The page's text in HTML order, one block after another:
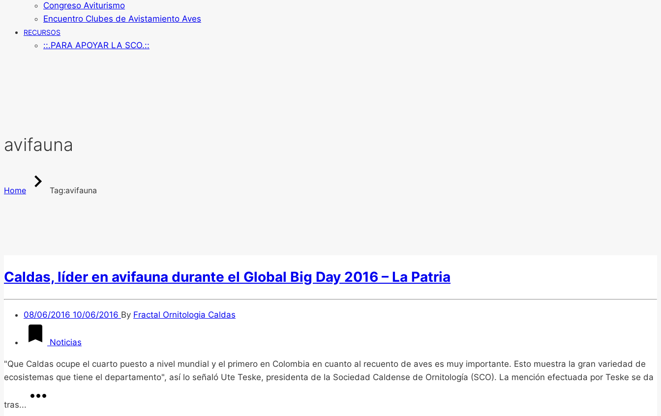
Congreso Aviturismo
Encuentro Clubes de Avistamiento Aves
RECURSOS
::.PARA APOYAR LA SCO.::
avifauna
Home Tag:avifauna
Caldas, líder en avifauna durante el Global Big Day 2016 – La Patria
08/06/2016 10/06/2016 By Fractal Ornitologia Caldas
Noticias
"Que Caldas ocupe el cuarto puesto a nivel mundial y el primero en Colombia en cuanto al recuento de aves es muy importante. Esto muestra la gran variedad de
ecosistemas que tiene el departamento", así lo señaló Ute Teske, presidenta de la Sociedad Caldense de Ornitología (SCO). La mención efectuada por Teske se da
tras...